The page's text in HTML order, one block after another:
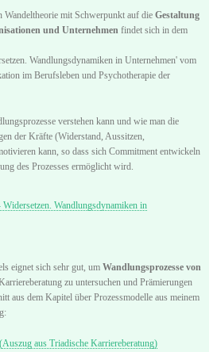
Wandeltheorie mit Schwerpunkt auf die Gestaltung
und Unternehmen findet sich in dem
Wandlungsdynamiken in Unternehmen' vom
im Berufsleben und Psychotherapie der
verstehen kann und wie man die
der Kräfte (Widerstand, Aussitzen,
kann, so dass sich Commitment entwickeln
des Prozesses ermöglicht wird.
Wandlungsdynamiken in
eignet sich sehr gut, um Wandlungsprozesse von
zu untersuchen und Prämierungen
aus dem Kapitel über Prozessmodelle aus meinem
aus Triadische Karriereberatung)